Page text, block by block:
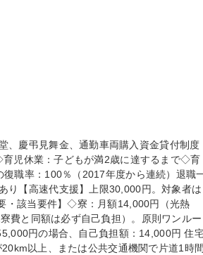
、慶弔見舞金、通勤車両購入資金貸付制度
児休業：子どもが満2歳に達するまで◇育
職率：100％（2017年度から連続）退職
り【高速代支援】上限30,000円。対象者は
・該当要件】◇寮：月額14,000円（光熱
費と同額は必ず自己負担）。原則ワンルー
円の場合、自己負担額：14,000円 住
以上、または公共交通機関で片道1時間